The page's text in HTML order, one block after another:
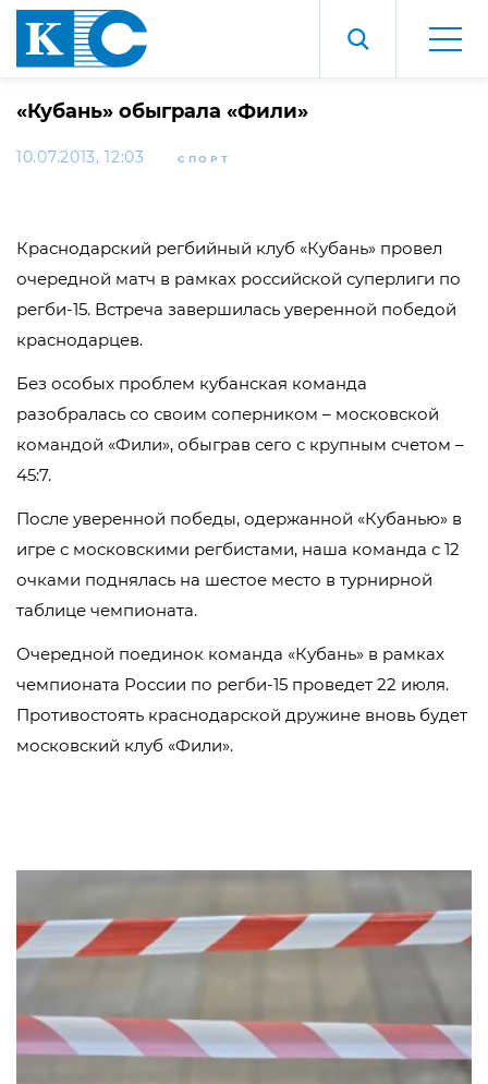
«Кубань» обыграла «Фили»
10.07.2013, 12:03 СПОРТ
Краснодарский регбийный клуб «Кубань» провел
очередной матч в рамках российской суперлиги по
регби-15. Встреча завершилась уверенной победой
краснодарцев.
Без особых проблем кубанская команда
разобралась со своим соперником – московской
командой «Фили», обыграв сего с крупным счетом –
45:7.
После уверенной победы, одержанной «Кубанью» в
игре с московскими регбистами, наша команда с 12
очками поднялась на шестое место в турнирной
таблице чемпионата.
Очередной поединок команда «Кубань» в рамках
чемпионата России по регби-15 проведет 22 июля.
Противостоять краснодарской дружине вновь будет
московский клуб «Фили».